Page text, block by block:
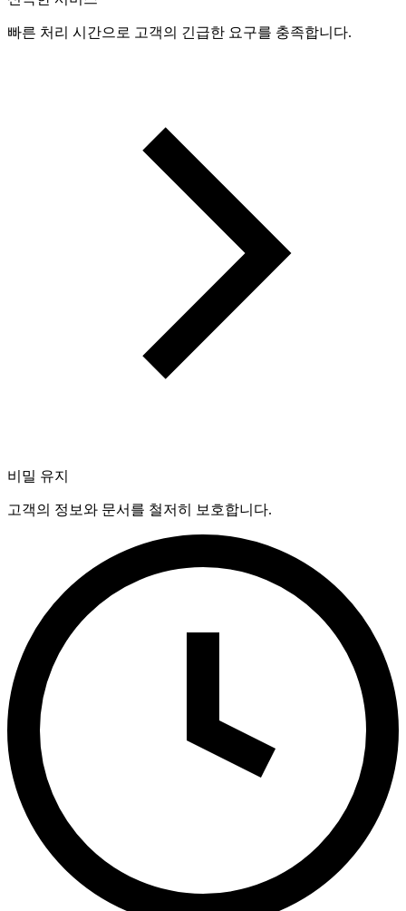
빠른 처리 시간으로 고객의 긴급한 요구를 충족합니다.
비밀 유지
고객의 정보와 문서를 철저히 보호합니다.